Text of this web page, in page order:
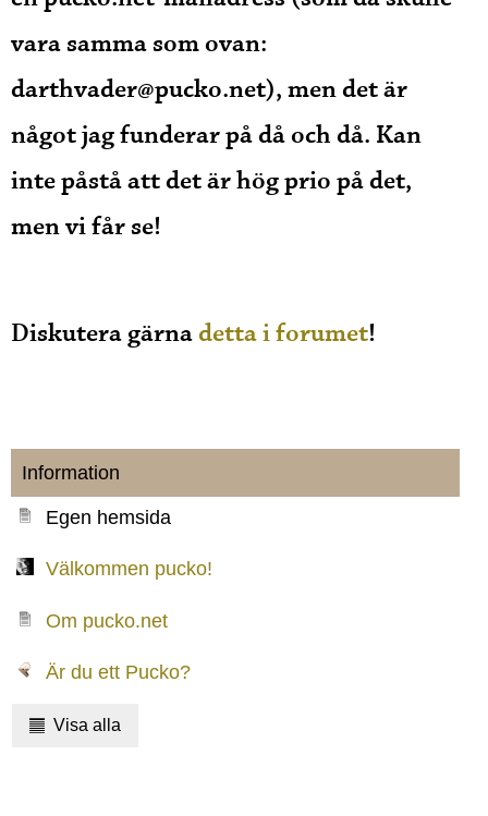
vara samma som ovan:
darthvader@pucko.net), men det är
något jag funderar på då och då. Kan
inte påstå att det är hög prio på det,
men vi får se!
Diskutera gärnadetta i forumet!
Information
Egen hemsida
Välkommen pucko!
Om pucko.net
Är du ett Pucko?
Visa alla